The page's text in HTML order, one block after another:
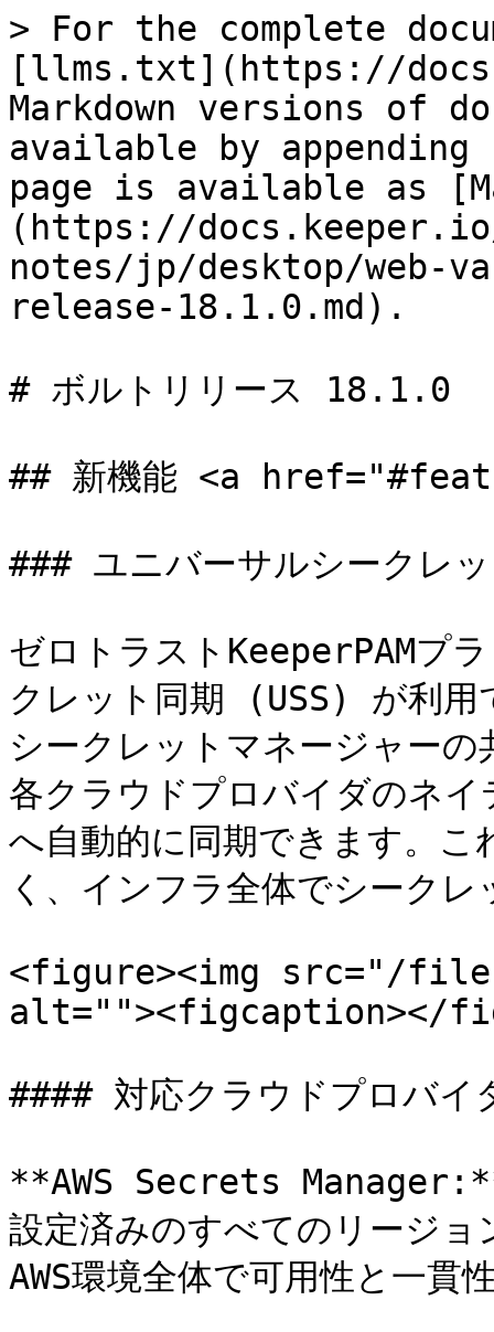
> For the complete
[llms.txt](https://
Markdown versions of
available by
page is available as
(https://
notes/jp/desktop/web-
release-18.1.0.md).
# ボルトリリース 18.1.0
## 新機能 <a
### ユニバーサルシークレ
ゼロトラストKeeperPAMプ
クレット同期 (USS) が利用
シークレットマネージャー
各クラウドプロバイダのネ
へ自動的に同期できます。
く、インフラ全体でシーク
<figure><img src="/files/
alt=""><figcaption></
#### 対応クラウドプロバイ
**AWS Secrets Manager:**
設定済みのすべてのリージ
AWS環境全体で可用性と一貫